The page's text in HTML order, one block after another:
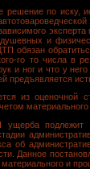
по иску,
и
обязан
го то числа в
и ног и что у
из оценочной
подлежит
об
Данное
и